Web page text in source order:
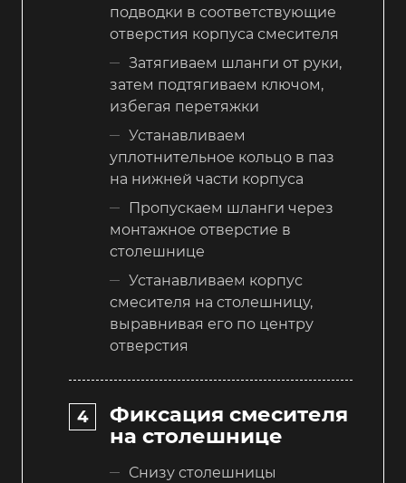
подводки в соответствующие
отверстия корпуса смесителя
Затягиваем шланги от руки,
затем подтягиваем ключом,
избегая перетяжки
Устанавливаем
уплотнительное кольцо в паз
на нижней части корпуса
Пропускаем шланги через
монтажное отверстие в
столешнице
Устанавливаем корпус
смесителя на столешницу,
выравнивая его по центру
отверстия
Фиксация смесителя
на столешнице
Снизу столешницы